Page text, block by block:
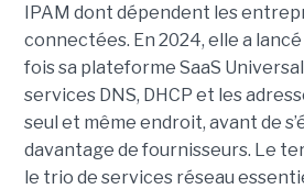
IPAM dont dépendent les
connectées. En 2024, elle a
fois sa plateforme SaaS
services DNS, DHCP et les
seul et même endroit, avant de
davantage de fournisseurs. Le
le trio de services réseau